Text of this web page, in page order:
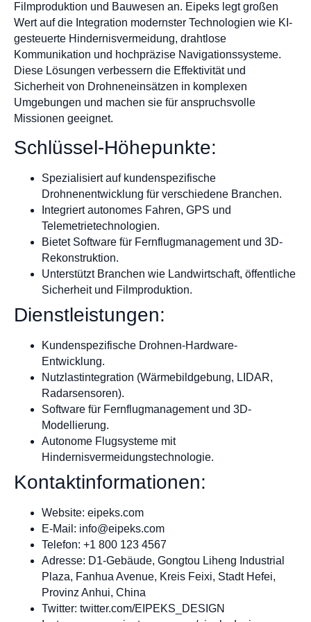
Filmproduktion und Bauwesen an. Eipeks legt großen
Wert auf die Integration modernster Technologien wie KI-
gesteuerte Hindernisvermeidung, drahtlose
Kommunikation und hochpräzise Navigationssysteme.
Diese Lösungen verbessern die Effektivität und
Sicherheit von Drohneneinsätzen in komplexen
Umgebungen und machen sie für anspruchsvolle
Missionen geeignet.
Schlüssel-Höhepunkte:
Spezialisiert auf kundenspezifische
Drohnenentwicklung für verschiedene Branchen.
Integriert autonomes Fahren, GPS und
Telemetrietechnologien.
Bietet Software für Fernflugmanagement und 3D-
Rekonstruktion.
Unterstützt Branchen wie Landwirtschaft, öffentliche
Sicherheit und Filmproduktion.
Dienstleistungen:
Kundenspezifische Drohnen-Hardware-
Entwicklung.
Nutzlastintegration (Wärmebildgebung, LIDAR,
Radarsensoren).
Software für Fernflugmanagement und 3D-
Modellierung.
Autonome Flugsysteme mit
Hindernisvermeidungstechnologie.
Kontaktinformationen:
Website: eipeks.com
E-Mail: info@eipeks.com
Telefon: +1 800 123 4567
Adresse: D1-Gebäude, Gongtou Liheng Industrial
Plaza, Fanhua Avenue, Kreis Feixi, Stadt Hefei,
Provinz Anhui, China
Twitter: twitter.com/EIPEKS_DESIGN